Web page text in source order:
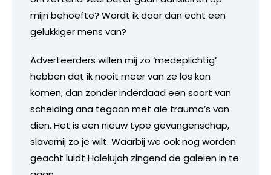
mijn behoefte? Wordt ik daar dan echt een
gelukkiger mens van?
Adverteerders willen mij zo ‘medeplichtig’
hebben dat ik nooit meer van ze los kan
komen, dan zonder inderdaad een soort van
scheiding ana tegaan met ale trauma’s van
dien. Het is een nieuw type gevangenschap,
slavernij zo je wilt. Waarbij we ook nog worden
geacht luidt Halelujah zingend de galeien in te